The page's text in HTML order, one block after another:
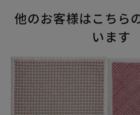
他のお客様はこちら
います